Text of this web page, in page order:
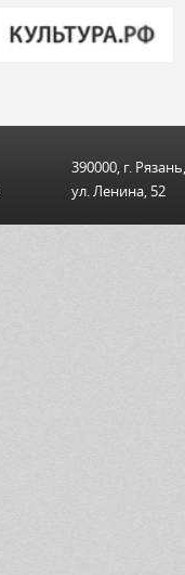
390000, г. Рязань,
ул. Ленина, 52